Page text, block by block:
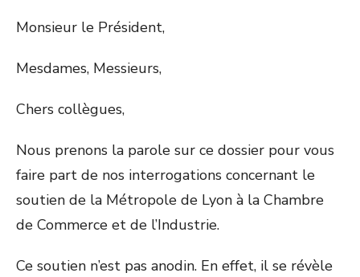
Monsieur le Président,
Mesdames, Messieurs,
Chers collègues,
Nous prenons la parole sur ce dossier pour vous
faire part de nos interrogations concernant le
soutien de la Métropole de Lyon à la Chambre
de Commerce et de l’Industrie.
Ce soutien n’est pas anodin. En effet, il se révèle